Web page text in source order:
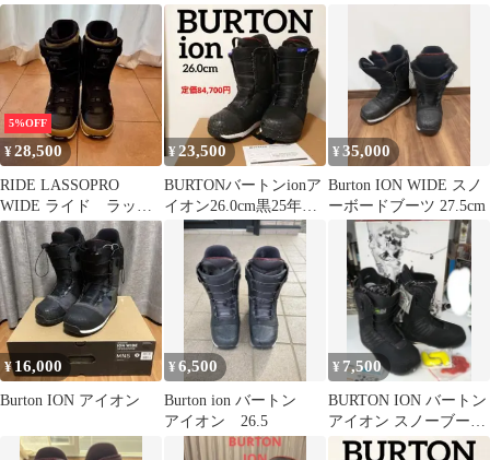
イド スーパーフィー
5%OFF
¥28,500
RIDE LASSOPRO
WIDE ライド ラッソ
プロ ワイド 27.0
¥23,500
BURTONバートンionア
イオン26.0cm黒25年モ
デルスノーボード⑦
¥35,000
Burton ION WIDE スノ
ーボードブーツ 27.5cm
¥ 16,000
Burton ION アイオン
¥6,500
Burton ion バートン
アイオン 26.5
¥ 7,500
BURTON ION バートン
アイオン スノーブーツ
28cm US10タグ付き